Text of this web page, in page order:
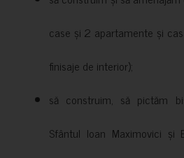
case și 2 apartamente și
finisaje de interior);
să construim, să pictăm
Sfântul Ioan Maximovici și